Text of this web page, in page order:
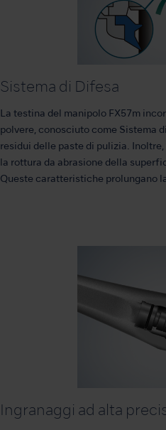
Sistema di Difesa
La testina del manipolo FX57m
polvere, conosciuto come Sistema
residui delle paste di pulizia.
la rottura da abrasione della
Queste caratteristiche prolungano
Ingranaggi ad alta